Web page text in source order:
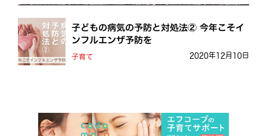
子どもの病気の予防と対処法② 今年こそイ
ンフルエンザ予防を
子育て 2020年12月10日